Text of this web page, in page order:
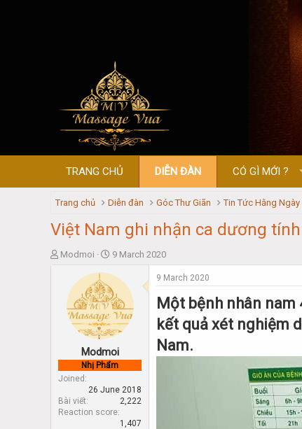
TRANG CHỦ DIỄN ĐÀN CÓ GÌ MỚI ?
Trang chủ Diễn đàn Góc Thư Giãn Tin Tức Hằng Ngày
Việt Nam ghi nhận ca dương tính
T
t
r
Modmoi
S
a
r
t
d
a
e
9 March 2020
Modmoi
Nhị Phẩm
Joined
26 June 2018
Bài viết
2,222
Reaction score
1,407
9 March 2020
Một bệnh nhân
kết quả xét nghiệm
Nam.